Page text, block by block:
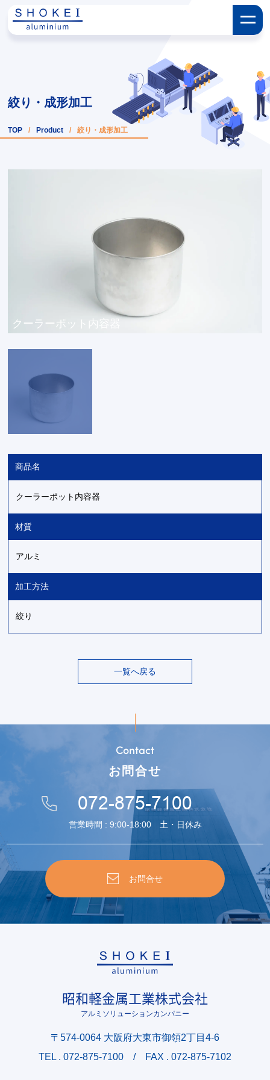
絞り・成形加工
TOP / Product / 絞り・成形加工
クーラーポット内容器
商品名
クーラーポット内容器
材質
アルミ
加工方法
絞り
一覧へ戻る
Contact
お問合せ
072-875-7100
営業時間 : 9:00-18:00 土・日休み
お問合せ
昭和軽金属工業株式会社
アルミソリューションカンパニー
〒574-0064 大阪府大東市御領2丁目4-6
TEL . 072-875-7100 / FAX . 072-875-7102